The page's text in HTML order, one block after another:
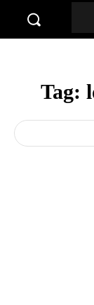
Tag: